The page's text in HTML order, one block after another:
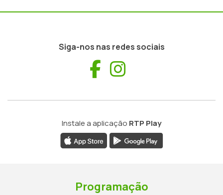
Siga-nos nas redes sociais
Facebook
Instale a aplicação RTP Play
Programação